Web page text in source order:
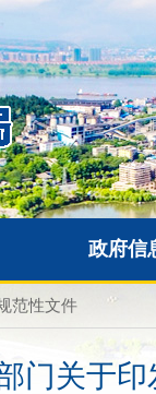
政府信
范性文件
门关于